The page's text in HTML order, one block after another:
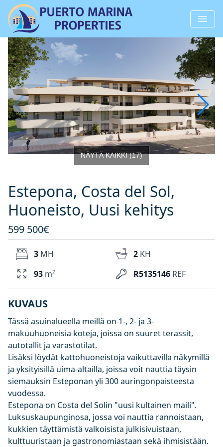
NÄYTÄ KAIKKI(17)
Estepona, Costa del Sol,
Huoneisto, Uusi kehitys
599 500€
R5135146 REF
3 MH 2 KH
93 m²
KUVAUS
Tässä asuinalueella meillä on 1-, 2- ja 3-
makuuhuoneisia koteja, joissa on suuret terassit,
autotallit ja varastotilat.
Lisäksi löydät kattohuoneistoja vaikuttavilla näkymillä
ja yksityisillä uima-altailla, joissa voit nauttia täysin
siemauksin Esteponan yli 300 auringonpaisteesta
vuodessa.
Estepona on Costa del Solin "uusi kultainen maili".
Luksuskaupunginosa, jossa voi nauttia rannoistaan,
kukkien täyttämistä valkoisista julkisivuistaan,
kulttuuristaan ja gastronomiastaan sekä ihmisistään.